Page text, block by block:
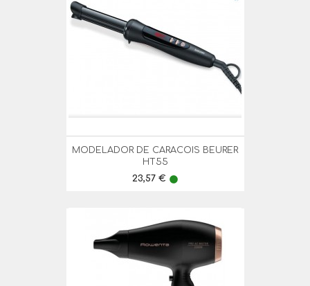
MODELADOR DE CARACOIS BEURER
HT55
Preço
23,57 € lens